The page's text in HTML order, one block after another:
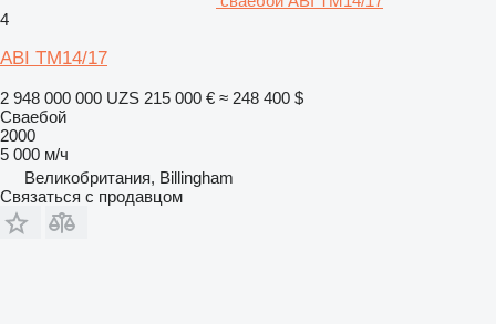
4
ABI TM14/17
2 948 000 000 UZS 215 000 € ≈ 248 400 $
Сваебой
2000
5 000 м/ч
Великобритания, Billingham
Связаться с продавцом